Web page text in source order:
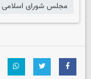
مجلس شورای اسلامی